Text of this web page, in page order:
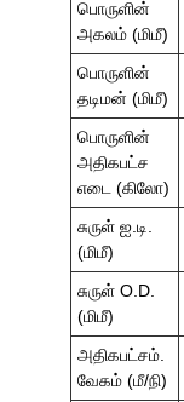
பொருளின்
அகலம் (மிமீ)
பொருளின்
தடிமன் (மிமீ)
பொருளின்
அதிகபட்ச
எடை (கிலோ)
சுருள் ஐ.டி.
(மிமீ)
சுருள் O.D.
(மிமீ)
அதிகபட்சம்.
வேகம் (மீ/நி)